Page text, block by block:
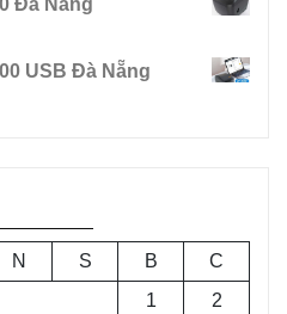
USB Đà Nẵng
N S B
C
1
2